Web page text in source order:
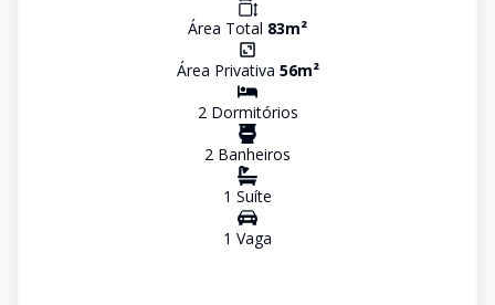
Área Total 83m²
Área Privativa 56m²
2Dormitórios
2 Banheiros
1 Suíte
1 Vaga